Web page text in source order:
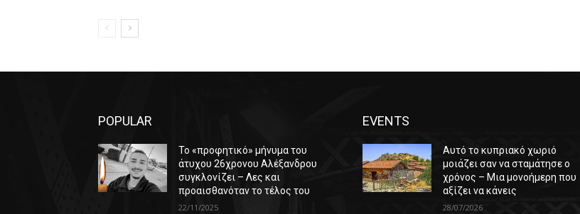
POPULAR
Το «προφητικό» μήνυμα του
άτυχου 26χρονου Αλέξανδρου
συγκλονίζει – Λες και
προαισθανόταν το τέλος του
22/11/2025
EVENTS
Αυτό το κυπριακό χωριό
μοιάζει σαν να σταμάτησε ο
χρόνος – Μια μονοήμερη που
αξίζει να κάνεις
28/07/2026